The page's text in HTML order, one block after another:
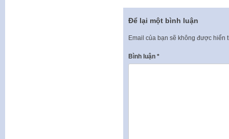
Để lại một bình luận
Email của bạn sẽ không được hiển
Bình luận *